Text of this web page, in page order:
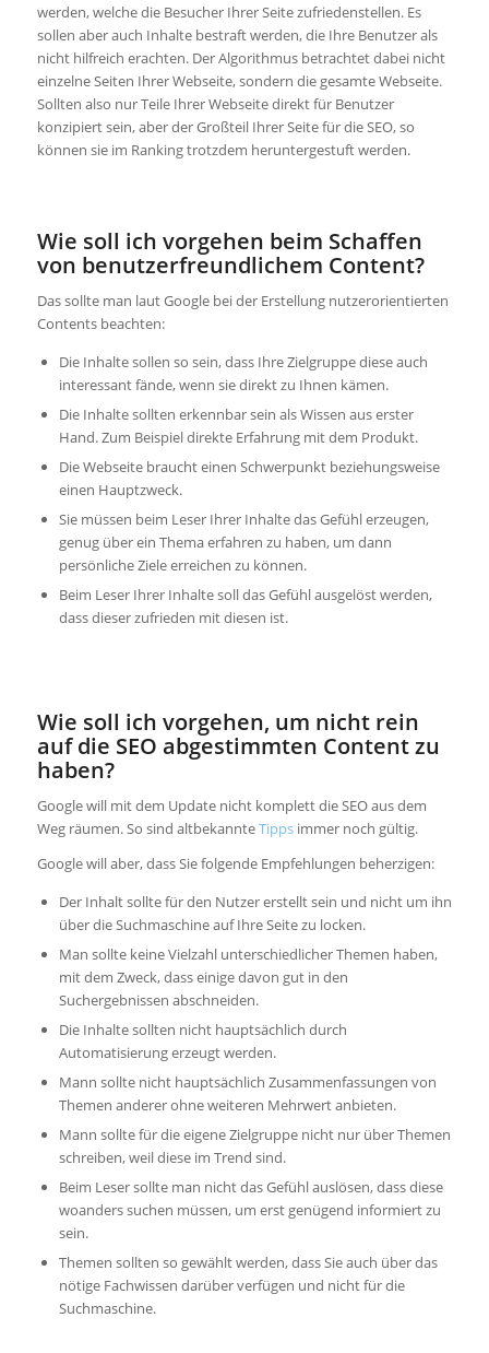
werden, welche die Besucher Ihrer Seite zufriedenstellen. Es
sollen aber auch Inhalte bestraft werden, die Ihre Benutzer als
nicht hilfreich erachten. Der Algorithmus betrachtet dabei nicht
einzelne Seiten Ihrer Webseite, sondern die gesamte Webseite.
Sollten also nur Teile Ihrer Webseite direkt für Benutzer
konzipiert sein, aber der Großteil Ihrer Seite für die SEO, so
können sie im Ranking trotzdem heruntergestuft werden.
Wie soll ich vorgehen beim Schaffen
von benutzerfreundlichem Content?
Das sollte man laut Google bei der Erstellung nutzerorientierten
Contents beachten:
Die Inhalte sollen so sein, dass Ihre Zielgruppe diese auch
interessant fände, wenn sie direkt zu Ihnen kämen.
Die Inhalte sollten erkennbar sein als Wissen aus erster
Hand. Zum Beispiel direkte Erfahrung mit dem Produkt.
Die Webseite braucht einen Schwerpunkt beziehungsweise
einen Hauptzweck.
Sie müssen beim Leser Ihrer Inhalte das Gefühl erzeugen,
genug über ein Thema erfahren zu haben, um dann
persönliche Ziele erreichen zu können.
Beim Leser Ihrer Inhalte soll das Gefühl ausgelöst werden,
dass dieser zufrieden mit diesen ist.
Wie soll ich vorgehen, um nicht rein
auf die SEO abgestimmten Content zu
haben?
Google will mit dem Update nicht komplett die SEO aus dem
Weg räumen. So sind altbekannteTippsimmer noch gültig.
Google will aber, dass Sie folgende Empfehlungen beherzigen:
Der Inhalt sollte für den Nutzer erstellt sein und nicht um ihn
über die Suchmaschine auf Ihre Seite zu locken.
Man sollte keine Vielzahl unterschiedlicher Themen haben,
mit dem Zweck, dass einige davon gut in den
Suchergebnissen abschneiden.
Die Inhalte sollten nicht hauptsächlich durch
Automatisierung erzeugt werden.
Mann sollte nicht hauptsächlich Zusammenfassungen von
Themen anderer ohne weiteren Mehrwert anbieten.
Mann sollte für die eigene Zielgruppe nicht nur über Themen
schreiben, weil diese im Trend sind.
Beim Leser sollte man nicht das Gefühl auslösen, dass diese
woanders suchen müssen, um erst genügend informiert zu
sein.
Themen sollten so gewählt werden, dass Sie auch über das
nötige Fachwissen darüber verfügen und nicht für die
Suchmaschine.